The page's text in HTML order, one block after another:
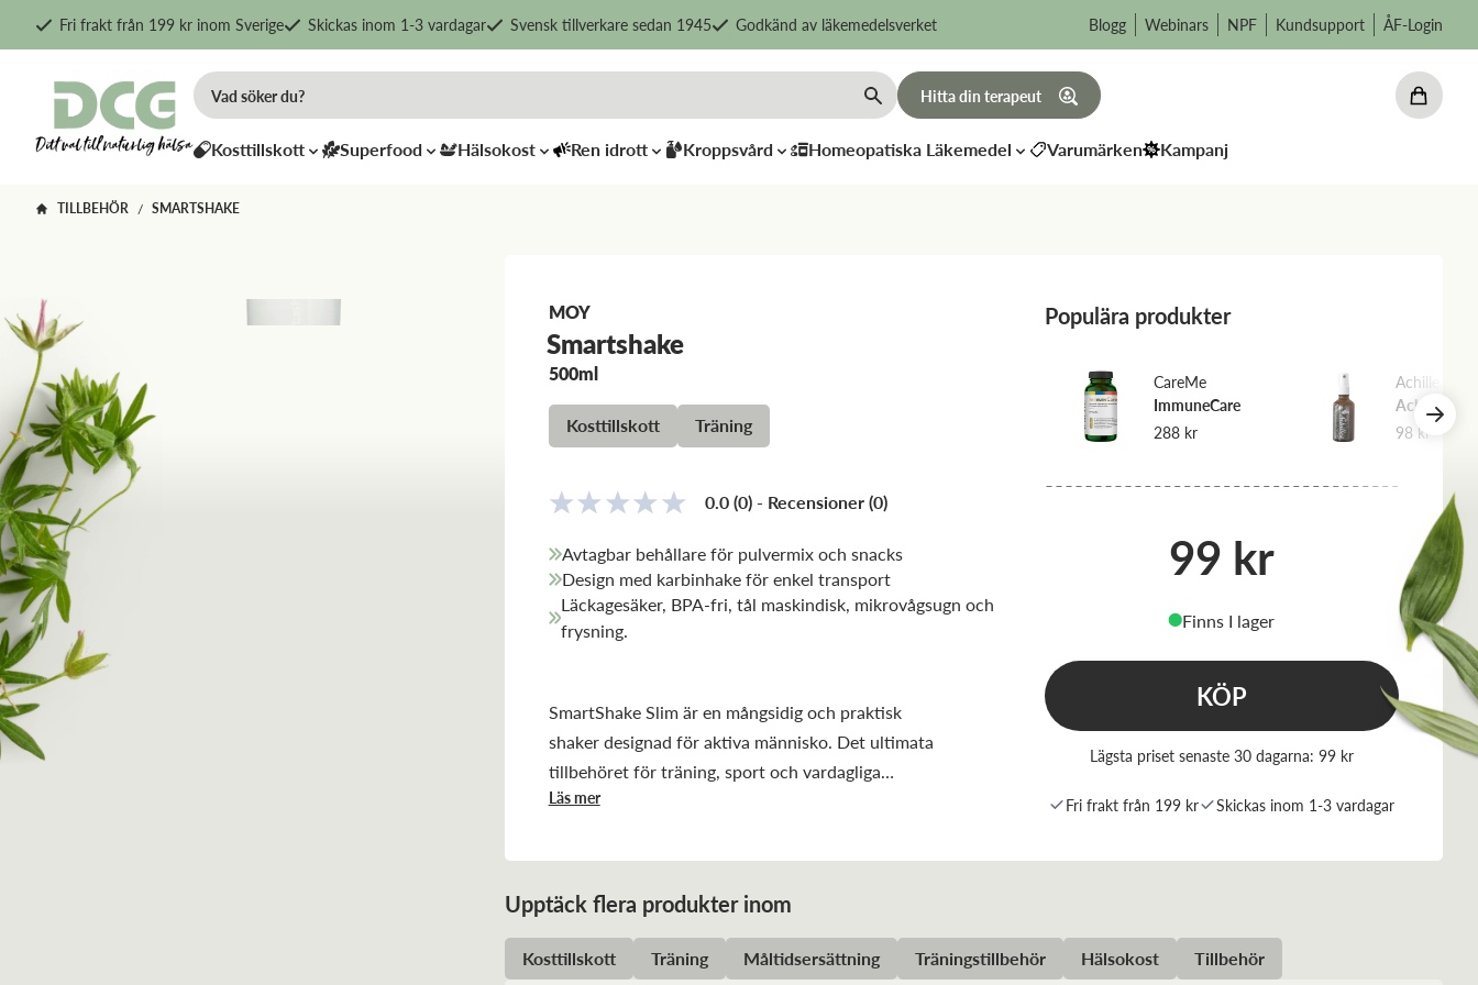
Fri frakt från 199 kr inom Sverige Skickas inom 1-3 vardagar Svensk tillverkare sedan 1945 Godkänd av läkemedelsverket Blogg Webinars NPF Kundsupport ÅF-Login
Hitta din terapeut
Kosttillskott Superfood Hälsokost Ren idrott Kroppsvård Homeopatiska Läkemedel Varumärken Kampanj
TILLBEHÖR / SMARTSHAKE
MOY
Smartshake
500ml
Kosttillskott Träning
0.0(0) - Recensioner(0)
Avtagbar behållare för pulvermix och snacks
Design med karbinhake för enkel transport
Läckagesäker, BPA-fri, tål maskindisk, mikrovågsugn och
frysning.
SmartShake Slim är en mångsidig och praktisk
shaker designad för aktiva människo. Det ultimata
tillbehöret för träning, sport och vardagliga
äventyr.
Läs mer
Populära produkter
pulver
58 kr
CareMe
ImmuneCare
288 kr
Achillea
Achillea
98 kr
99 kr
⬤Finns I lager
KÖP
Lägsta priset senaste 30 dagarna: 99 kr
Fri frakt från 199 kr Skickas inom 1-3 vardagar
Upptäck flera produkter inom
Kosttillskott Träning Måltidsersättning Träningstillbehör Hälsokost Tillbehör